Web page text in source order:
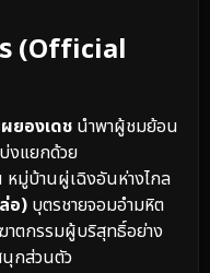
ร (Official
ยองเดช นำพาผู้ชมย้อน
งแยกด้วย
หมู่บ้านผู่เฉิงอันห่างไกล
อ) บุตรชายจอมอำมหิต
าตกรรมผู้บริสุทธิ์อย่าง
กส่วนตัว